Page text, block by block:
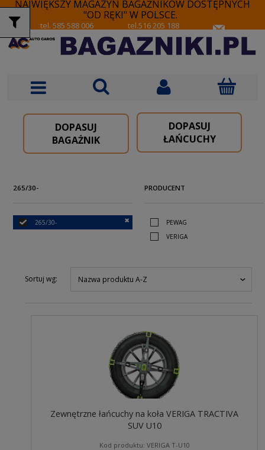
NAJWIĘKSZY MAGAZYN BAGAŻNIKÓW DOSTĘPNYCH
"OD RĘKI" W POLSCE.
tel. 585 588 006 tel.516 205 188
DOPASUJ
BAGAŻNIK
DOPASUJ
ŁAŃCUCHY
265/30-
265/30-
PRODUCENT
PEWAG
VERIGA
Sortuj wg: Nazwa produktu A-Z
Zewnętrzne łańcuchy na koła VERIGA TRACTIVA
SUV U10
Kod produktu: VERIGA T-U10